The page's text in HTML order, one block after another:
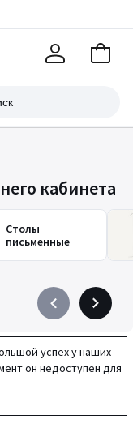
В
кабинета
Столы
письменные
Précédent
à
gauche
Suivant
à
droite
успех у наших
он недоступен для